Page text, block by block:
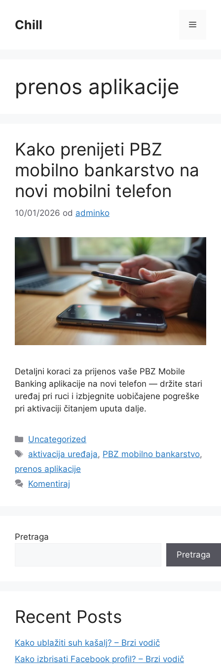
sadržajChill
prenos aplikacije
Kako prenijeti PBZ
mobilno bankarstvo na
novi mobilni telefon
10/01/2026 od adminko
Detaljni koraci za prijenos vaše PBZ Mobile
Banking aplikacije na novi telefon — držite stari
uređaj pri ruci i izbjegnite uobičajene pogreške
pri aktivaciji čitanjem uputa dalje.
Kategorije
Uncategorized
Oznake
aktivacija uređaja, PBZ mobilno bankarstvo,
prenos aplikacije
Komentiraj
Pretraga
Pretraga
Recent Posts
Kako ublažiti suh kašalj? – Brzi vodič
Kako izbrisati Facebook profil? – Brzi vodič